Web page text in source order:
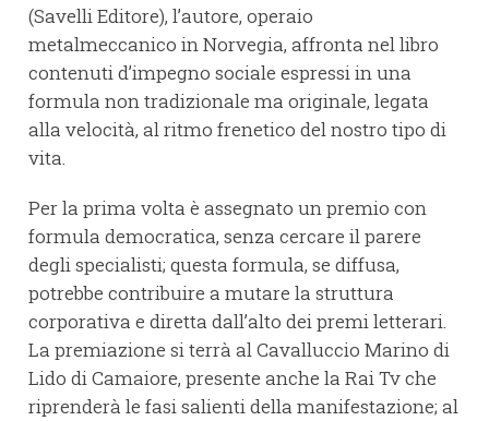
(Savelli Editore), l’autore, operaio
metalmeccanico in Norvegia, affronta nel libro
contenuti d’impegno sociale espressi in una
formula non tradizionale ma originale, legata
alla velocità, al ritmo frenetico del nostro tipo di
vita.
Per la prima volta è assegnato un premio con
formula democratica, senza cercare il parere
degli specialisti; questa formula, se diffusa,
potrebbe contribuire a mutare la struttura
corporativa e diretta dall’alto dei premi letterari.
La premiazione si terrà al Cavalluccio Marino di
Lido di Camaiore, presente anche la Rai Tv che
riprenderà le fasi salienti della manifestazione; al